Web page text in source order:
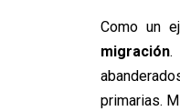
Como un
migración.
primarias.